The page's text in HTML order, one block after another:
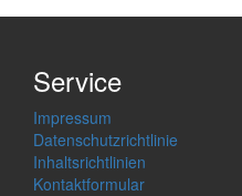
Service
Impressum
Datenschutzrichtlinie
Inhaltsrichtlinien
Kontaktformular